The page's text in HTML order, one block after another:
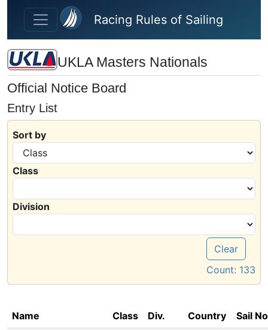
Skip to main content
Racing Rules of Sailing
UKLA Masters Nationals
Official Notice Board
Entry List
Sort by
Class
Division
Clear
Count: 133
Name Class Div. Country Sail